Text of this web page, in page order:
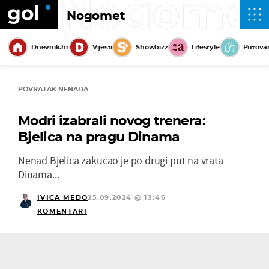
Nogomet
Dnevnik.hr Vijesti Showbizz Lifestyle
POVRATAK NENADA
Modri izabrali novog trenera:
Bjelica na pragu Dinama
Nenad Bjelica zakucao je po drugi put na vrata
Dinama...
IVICA MEDO25.09.2024 @ 13:46
KOMENTARI